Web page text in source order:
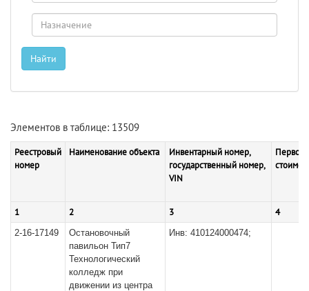
Элементов в таблице: 13509
Реестровый
номер
Наименование объекта
Инвентарный номер,
государственный номер,
VIN
1 2 3 4
2-16-17149
Остановочный
павильон Тип7
Технологический
колледж при
движении из центра
Инв: 410124000474;